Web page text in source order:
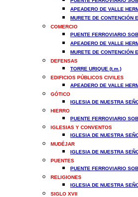
APEADERO DE VALLE
MURETE DE CONTENCIÓN
COMERCIO
PUENTE FERROVIARIO
APEADERO DE VALLE
MURETE DE CONTENCIÓN
DEFENSAS
TORRE URIQUE (t.m.)
EDIFICIOS PÚBLICOS CIVILES
APEADERO DE VALLE
GÓTICO
IGLESIA DE NUESTRA
HIERRO
PUENTE FERROVIARIO
IGLESIAS Y CONVENTOS
IGLESIA DE NUESTRA
MUDÉJAR
IGLESIA DE NUESTRA
PUENTES
PUENTE FERROVIARIO
RELIGIONES
IGLESIA DE NUESTRA
SIGLO XVII